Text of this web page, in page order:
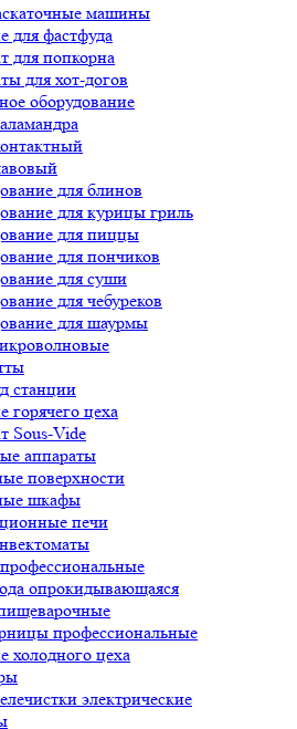
машины
для фастфуда
для попкорна
для хот-догов
оборудование
для блинов
для курицы гриль
для пиццы
для пончиков
для суши
для чебуреков
для шаурмы
станции
горячего цеха
Sous-Vide
аппараты
поверхности
шкафы
печи
опрокидывающаяся
профессиональные
холодного цеха
электрические